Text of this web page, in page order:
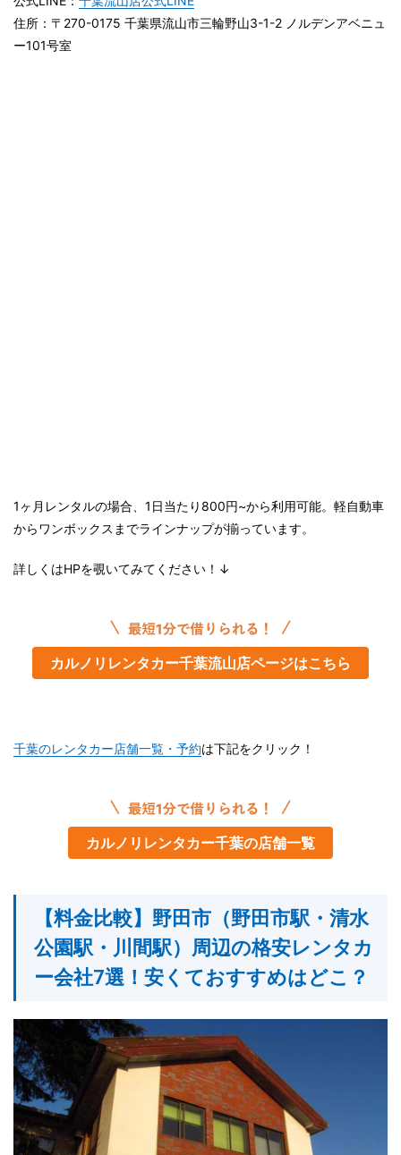
住所：〒270-0175 千葉県流山市三輪野山3-1-2 ノルデンアベニュ
ー101号室
1ヶ月レンタルの場合、1日当たり800円~から利用可能。軽自動車
からワンボックスまでラインナップが揃っています。
詳しくはHPを覗いてみてください！↓
カルノリレンタカー千葉流山店ページはこちら
千葉のレンタカー店舗一覧・予約は下記をクリック！
カルノリレンタカー千葉の店舗一覧
【料金比較】野田市（野田市駅・清水
公園駅・川間駅）周辺の格安レンタカ
ー会社7選！安くておすすめはどこ？